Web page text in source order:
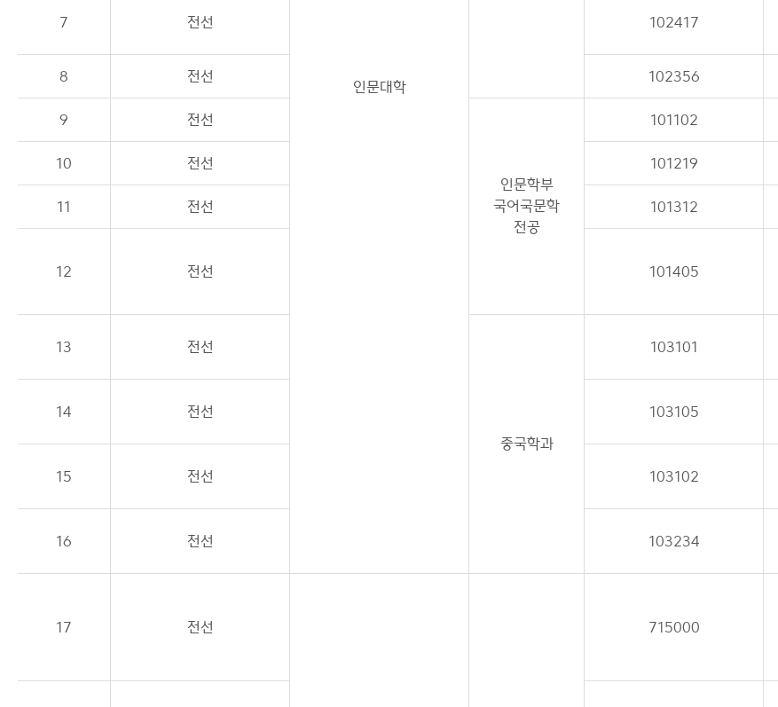
인문대학
7 전선 102417
8 전선 102356
9 전선
인문학부
국어국문학
전공
101102
10 전선 101219
11 전선 101312
12 전선 101405
13 전선
중국학과
103101
14 전선 103105
15 전선 103102
16 전선 103234
17 전선 715000